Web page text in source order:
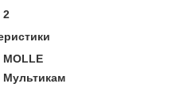
2
MOLLE
Мультикам